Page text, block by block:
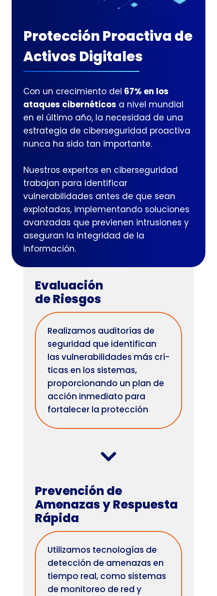
Protección Proactiva de
Activos Digitales
Con un crecimiento del 67% en los
ataques cibernéticos a nivel mundial
en el último año, la necesidad de una
estrategia de ciberseguridad proactiva
nunca ha sido tan importante.
Nuestros expertos en ciberseguridad
trabajan para identificar
vulnerabilidades antes de que sean
explotadas, implementando soluciones
avanzadas que previenen intrusiones y
aseguran la integridad de la
información.
Evaluación
de Riesgos
Realizamos auditorí­as de
seguridad que identifican
las vulnerabilidades más crí­
ticas en los sistemas,
proporcionando un plan de
acción inmediato para
fortalecer la protección
Prevención de
Amenazas y Respuesta
Rápida
Utilizamos tecnologí­as de
detección de amenazas en
tiempo real, como sistemas
de monitoreo de red y